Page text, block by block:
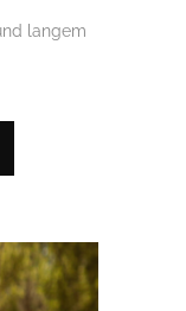
langem